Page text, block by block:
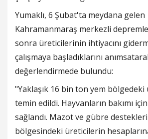
Yumaklı, 6 Şubat'ta meydana gelen
Kahramanmaraş merkezli
sonra üreticilerinin ihtiyacını
çalışmaya başladıklarını
değerlendirmede bulundu:
"Yaklaşık 16 bin ton yem
temin edildi. Hayvanların bakımı
sağlandı. Mazot ve gübre
bölgesindeki üreticilerin